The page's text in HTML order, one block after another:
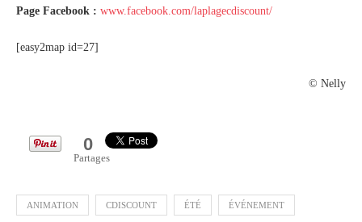
Page Facebook : www.facebook.com/laplagecdiscount/
[easy2map id=27]
© Nelly
0
Partages
ANIMATION CDISCOUNT ÉTÉ ÉVÉNEMENT